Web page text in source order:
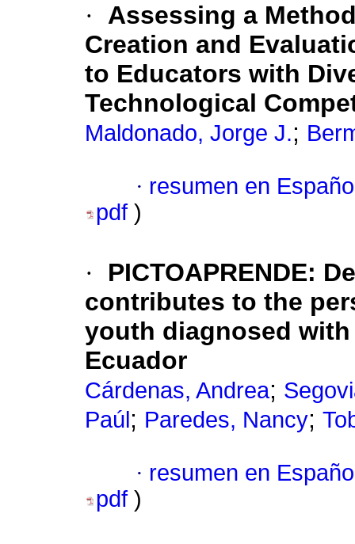
·
Assessing a
Creation and
to Educators with
Technological
Maldonado, Jorge J.;
· resumen en
pdf )
·
PICTOAPRENDE:
contributes to the
youth diagnosed
Ecuador
Cárdenas, Andrea;
Paúl ; Paredes, Nancy;
· resumen en
pdf )